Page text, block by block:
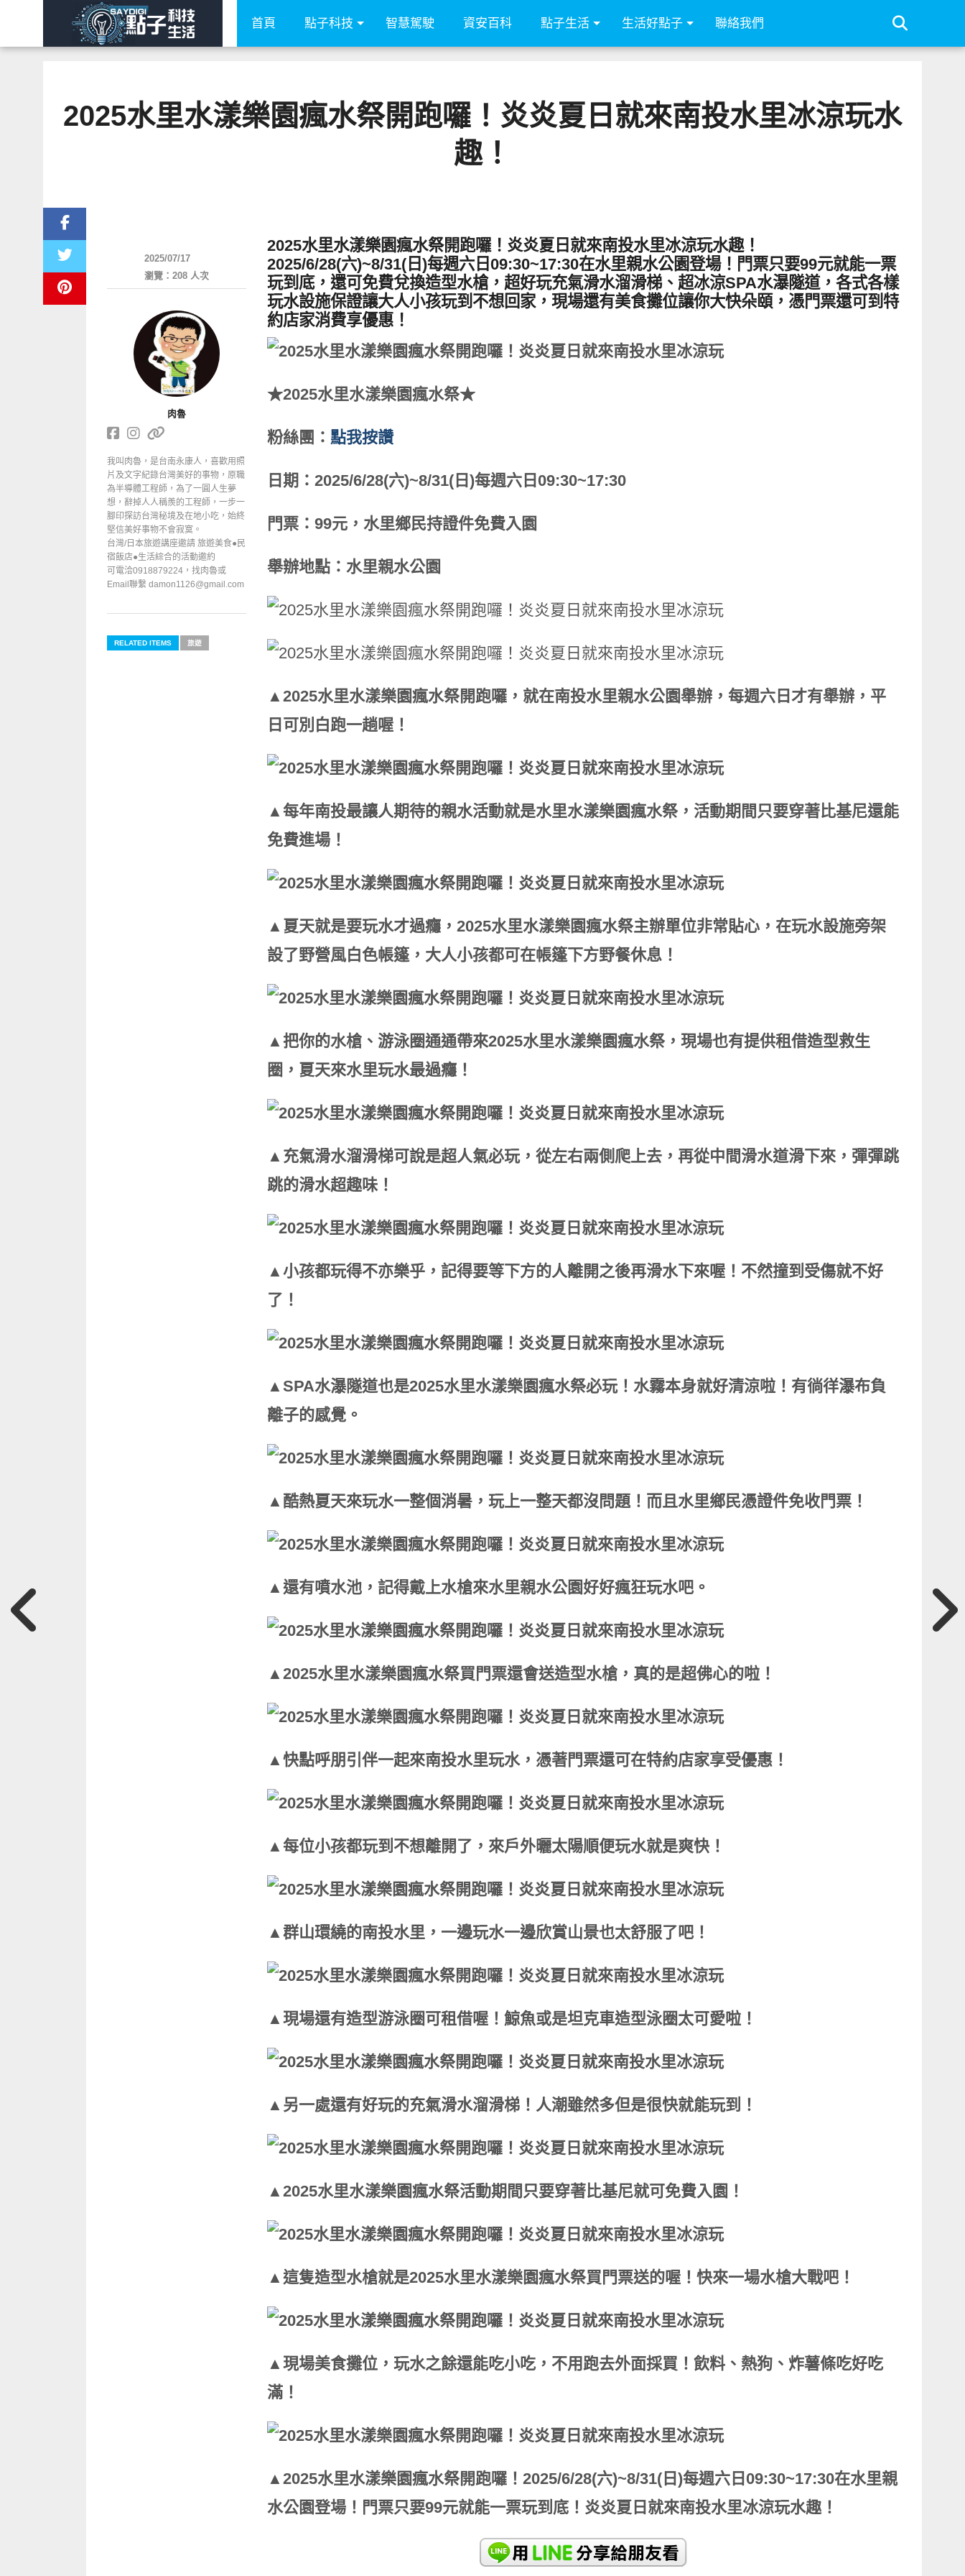
首頁 點子科技 智慧駕駛 資安百科 點子生活 生活好點子 聯絡我們
2025水里水漾樂園瘋水祭開跑囉！炎炎夏日就來南投水里冰涼玩水
趣！
2025水里水漾樂園瘋水祭開跑囉！炎炎夏日就來南投水里冰涼玩水趣！
2025/6/28(六)~8/31(日)每週六日09:30~17:30在水里親水公園登場！門票只要99元就能一票
玩到底，還可免費兌換造型水槍，超好玩充氣滑水溜滑梯、超冰涼SPA水瀑隧道，各式各樣
玩水設施保證讓大人小孩玩到不想回家，現場還有美食攤位讓你大快朵頤，憑門票還可到特
約店家消費享優惠！
★2025水里水漾樂園瘋水祭★
粉絲團： 點我按讚
日期：2025/6/28(六)~8/31(日)每週六日09:30~17:30
門票：99元，水里鄉民持證件免費入園
舉辦地點：水里親水公園
▲2025水里水漾樂園瘋水祭開跑囉，就在南投水里親水公園舉辦，每週六日才有舉辦，平
日可別白跑一趟喔！
▲每年南投最讓人期待的親水活動就是水里水漾樂園瘋水祭，活動期間只要穿著比基尼還能
免費進場！
▲夏天就是要玩水才過癮，2025水里水漾樂園瘋水祭主辦單位非常貼心，在玩水設施旁架
設了野營風白色帳篷，大人小孩都可在帳篷下方野餐休息！
▲把你的水槍、游泳圈通通帶來2025水里水漾樂園瘋水祭，現場也有提供租借造型救生
圈，夏天來水里玩水最過癮！
▲充氣滑水溜滑梯可說是超人氣必玩，從左右兩側爬上去，再從中間滑水道滑下來，彈彈跳
跳的滑水超趣味！
▲小孩都玩得不亦樂乎，記得要等下方的人離開之後再滑水下來喔！不然撞到受傷就不好
了！
▲SPA水瀑隧道也是2025水里水漾樂園瘋水祭必玩！水霧本身就好清涼啦！有徜徉瀑布負
離子的感覺。
▲酷熱夏天來玩水一整個消暑，玩上一整天都沒問題！而且水里鄉民憑證件免收門票！
▲還有噴水池，記得戴上水槍來水里親水公園好好瘋狂玩水吧。
▲2025水里水漾樂園瘋水祭買門票還會送造型水槍，真的是超佛心的啦！
▲快點呼朋引伴一起來南投水里玩水，憑著門票還可在特約店家享受優惠！
▲每位小孩都玩到不想離開了，來戶外曬太陽順便玩水就是爽快！
▲群山環繞的南投水里，一邊玩水一邊欣賞山景也太舒服了吧！
▲現場還有造型游泳圈可租借喔！鯨魚或是坦克車造型泳圈太可愛啦！
▲另一處還有好玩的充氣滑水溜滑梯！人潮雖然多但是很快就能玩到！
▲2025水里水漾樂園瘋水祭活動期間只要穿著比基尼就可免費入園！
▲這隻造型水槍就是2025水里水漾樂園瘋水祭買門票送的喔！快來一場水槍大戰吧！
▲現場美食攤位，玩水之餘還能吃小吃，不用跑去外面採買！飲料、熱狗、炸薯條吃好吃
滿！
▲2025水里水漾樂園瘋水祭開跑囉！ 2025/6/28(六)~8/31(日)每週六日09:30~17:30在水里親
水公園登場！門票只要99元就能一票玩到底！ 炎炎夏日就來南投水里冰涼玩水趣！
2025/07/17
瀏覽：208 人次
肉魯
我叫肉魯，是台南永康人，喜歡用照
片及文字紀錄台灣美好的事物，原職
為半導體工程師，為了一圓人生夢
想，辭掉人人稱羨的工程師，一步一
腳印探訪台灣秘境及在地小吃，始終
堅信美好事物不會寂寞。
台灣/日本旅遊講座邀請 旅遊美食●民
宿飯店●生活綜合的活動邀約
可電洽0918879224，找肉魯或
Email聯繫 damon1126@gmail.com
RELATED ITEMS 旅遊